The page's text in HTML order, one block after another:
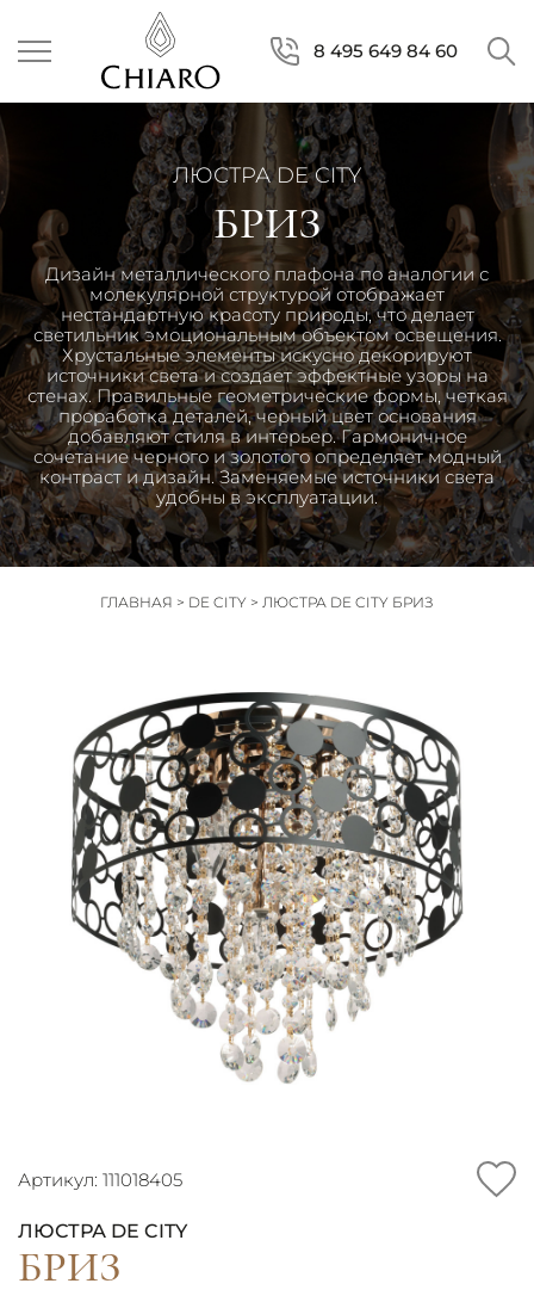
8 495 649 84 60
ЛЮСТРА DE CITY
БРИЗ
Дизайн металлического плафона по аналогии с
молекулярной структурой отображает
нестандартную красоту природы, что делает
светильник эмоциональным объектом освещения.
Хрустальные элементы искусно декорируют
источники света и создает эффектные узоры на
стенах. Правильные геометрические формы, четкая
проработка деталей, черный цвет основания
добавляют стиля в интерьер. Гармоничное
сочетание черного и золотого определяет модный
контраст и дизайн. Заменяемые источники света
удобны в эксплуатации.
ГЛАВНАЯ > DE CITY > ЛЮСТРА DE CITY БРИЗ
Артикул: 111018405
ЛЮСТРА DE CITY
БРИЗ